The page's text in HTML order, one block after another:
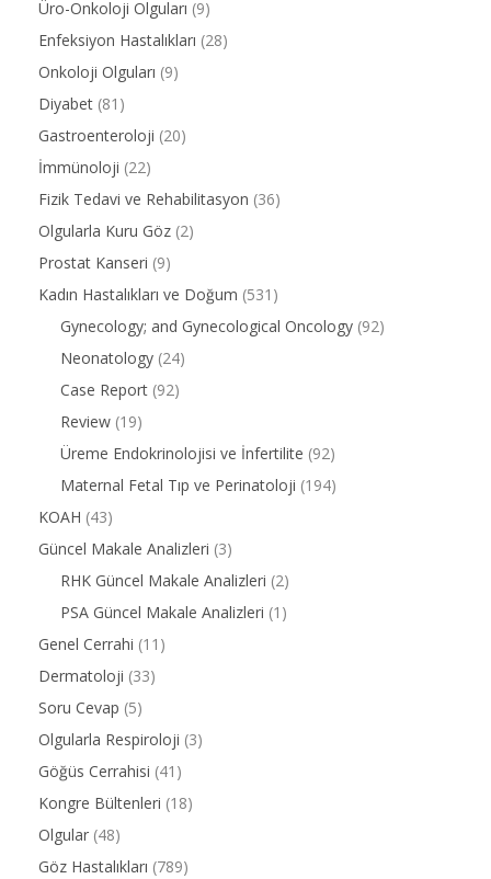
Üro-Onkoloji Olguları (9)
Enfeksiyon Hastalıkları (28)
Onkoloji Olguları (9)
Diyabet (81)
Gastroenteroloji (20)
İmmünoloji (22)
Fizik Tedavi ve Rehabilitasyon (36)
Olgularla Kuru Göz (2)
Prostat Kanseri (9)
Kadın Hastalıkları ve Doğum (531)
Gynecology; and Gynecological Oncology (92)
Neonatology (24)
Case Report (92)
Review (19)
Üreme Endokrinolojisi ve İnfertilite (92)
Maternal Fetal Tıp ve Perinatoloji (194)
KOAH (43)
Güncel Makale Analizleri (3)
RHK Güncel Makale Analizleri (2)
PSA Güncel Makale Analizleri (1)
Genel Cerrahi (11)
Dermatoloji (33)
Soru Cevap (5)
Olgularla Respiroloji (3)
Göğüs Cerrahisi (41)
Kongre Bültenleri (18)
Olgular (48)
Göz Hastalıkları (789)